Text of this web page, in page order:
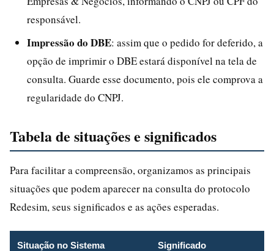
responsável.
Impressão do DBE: assim que o pedido for deferido, a
opção de imprimir o DBE estará disponível na tela de
consulta. Guarde esse documento, pois ele comprova a
regularidade do CNPJ.
Tabela de situações e significados
Para facilitar a compreensão, organizamos as principais
situações que podem aparecer na consulta do protocolo
Redesim, seus significados e as ações esperadas.
Situação no Sistema Significado